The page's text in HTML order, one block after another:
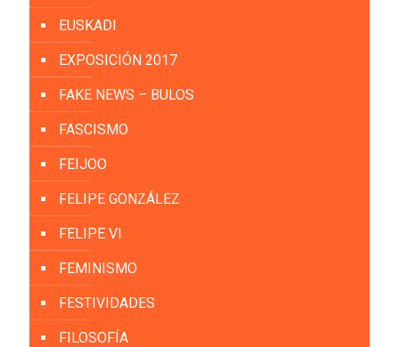
EUSKADI
EXPOSICIÓN 2017
FAKE NEWS – BULOS
FASCISMO
FEIJOO
FELIPE GONZÁLEZ
FELIPE VI
FEMINISMO
FESTIVIDADES
FILOSOFÍA